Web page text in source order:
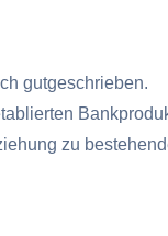
gutgeschrieben.
zu